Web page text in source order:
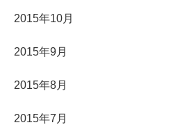
2015年10月
2015年9月
2015年8月
2015年7月